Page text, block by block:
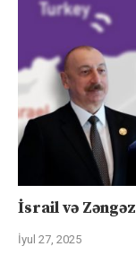
İsrail və
İyul 27, 2025